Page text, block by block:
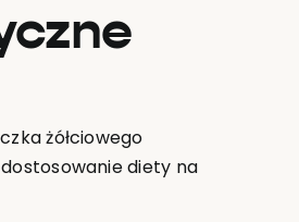
żółciowego
diety na